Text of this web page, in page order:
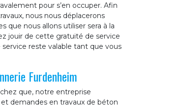
pour s’en occuper. Afin
nous nous déplacerons
que nous allons utiliser sera à la
jouir de cette gratuité de service
reste valable tant que vous
Furdenheim
que, notre entreprise
demandes en travaux de béton